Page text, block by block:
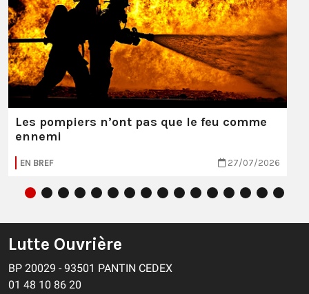
Les pompiers n’ont pas que le feu comme
ennemi
EN BREF 27/07/2026
Lutte Ouvrière
BP 20029 - 93501 PANTIN CEDEX
01 48 10 86 20